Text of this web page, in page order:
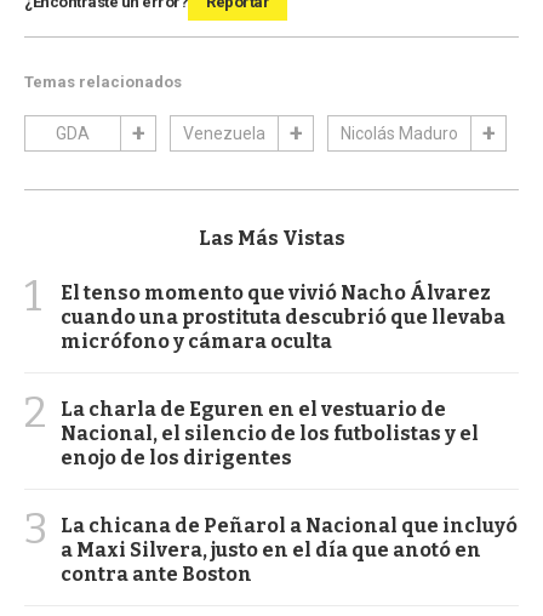
Temas relacionados
GDA Venezuela Nicolás Maduro
Las Más Vistas
1
El tenso momento que vivió Nacho Álvarez
cuando una prostituta descubrió que llevaba
micrófono y cámara oculta
2
La charla de Eguren en el vestuario de
Nacional, el silencio de los futbolistas y el
enojo de los dirigentes
3
La chicana de Peñarol a Nacional que incluyó
a Maxi Silvera, justo en el día que anotó en
contra ante Boston